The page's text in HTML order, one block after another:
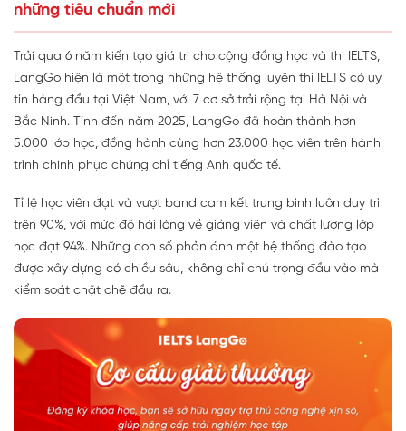
những tiêu chuẩn mới
Trải qua 6 năm kiến tạo giá trị cho cộng đồng học và thi IELTS,
LangGo hiện là một trong những hệ thống luyện thi IELTS có uy
tín hàng đầu tại Việt Nam, với 7 cơ sở trải rộng tại Hà Nội và
Bắc Ninh. Tính đến năm 2025, LangGo đã hoàn thành hơn
5.000 lớp học, đồng hành cùng hơn 23.000 học viên trên hành
trình chinh phục chứng chỉ tiếng Anh quốc tế.
Tỉ lệ học viên đạt và vượt band cam kết trung bình luôn duy trì
trên 90%, với mức độ hài lòng về giảng viên và chất lượng lớp
học đạt 94%. Những con số phản ánh một hệ thống đào tạo
được xây dựng có chiều sâu, không chỉ chú trọng đầu vào mà
kiểm soát chặt chẽ đầu ra.